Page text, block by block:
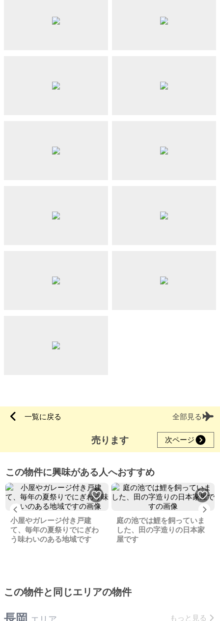
一覧に戻る 全部見る
売ります 次ページ
この物件に興味がある人へおすすめ
Previous
小屋やガレージ付き戸建
て、毎年の夏祭りでにぎわ
う味わいのある地域です
庭の池では鯉を飼っていま
した、田の字造りの日本家
屋です
この物件と同じエリアの物件
もっと見る